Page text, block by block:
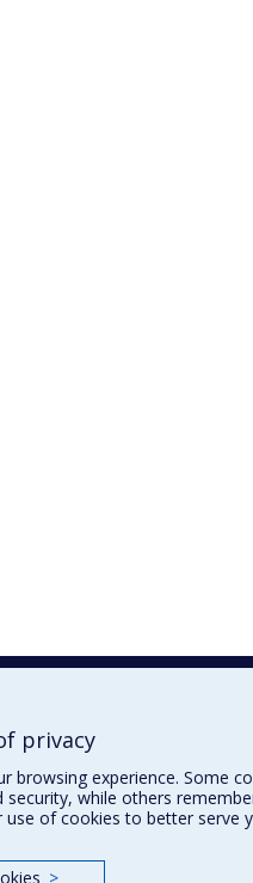
privacy
browsing experience. Some
security, while others
of cookies to better serve
>